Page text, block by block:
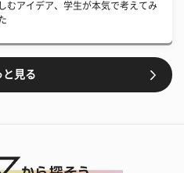
しむアイデア、学生が本気で考えてみ
と見る